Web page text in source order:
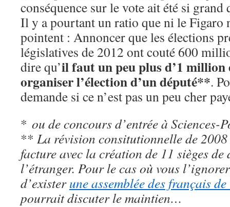
conséquence sur le vote ait été si
Il y a pourtant un ratio que ni le Figaro
pointent : Annoncer que les élections
législatives de 2012 ont couté 600
dire qu’il faut un peu plus d’1 million
organiser l’élection d’un député**.
demande si ce n’est pas un peu cher
* ou de concours d’entrée à Sciences-
** La révision consitutionnelle de
facture avec la création de 11 sièges de
l’étranger. Pour le cas où vous
d’existerune assemblée des français
pourrait discuter le maintien…